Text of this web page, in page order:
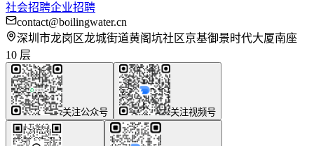
社会招聘企业招聘
contact@boilingwater.cn
深圳市龙岗区龙城街道黄阁坑社区京基御景时代大厦南座
10 层
关注公众号 关注视频号